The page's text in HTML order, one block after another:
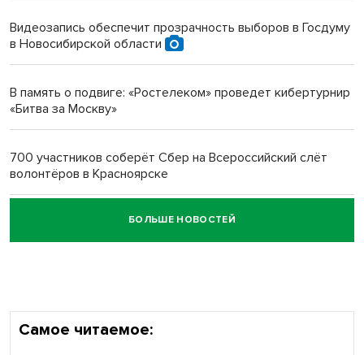
Новосибирский преподаватель с женой вошли в топ-16
Обновлённое отделение ВТБ открылось в Искитиме
Видеозапись обеспечит прозрачность выборов в Госдуму
в Новосибирской области
В память о подвиге: «Ростелеком» проведет кибертурнир
«Битва за Москву»
700 участников соберёт Сбер на Всероссийский слёт
волонтёров в Красноярске
Честный выбор: видеонаблюдение обеспечит
объективность результатов ЕДГ в Новосибирской
БОЛЬШЕ НОВОСТЕЙ
Самое читаемое: